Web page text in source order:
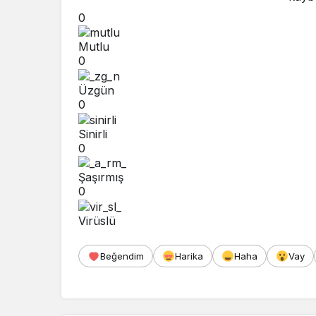
0
Mutlu
0
Üzgün
0
Sinirli
0
Şaşırmış
0
Virüslü
Beğendim Harika Haha Vay